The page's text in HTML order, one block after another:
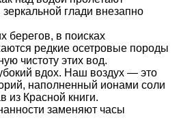
глади внезапно
берегов, в поисках
редкие осетровые породы
чистоту этих вод.
вдох. Наш воздух — это
наполненный ионами соли
из Красной книги.
заменяют часы